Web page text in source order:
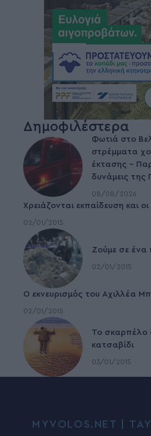
Δημοφιλέστερα
Φωτιά στο
στρέμματα
έκτασης –
δυνάμεις της
08/08/2026
Χρειάζονται εκπαίδευση και οι
02/01/2015
Ζούμε σε
02/01/2015
Ο εκνευρισμός του Αχιλλέα
02/01/2015
To σκαρπέλο
κατσαβίδι
03/01/2015
MYVOLOS.NET |